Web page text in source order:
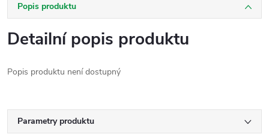
Popis produktu
Detailní popis produktu
Popis produktu není dostupný
Parametry produktu